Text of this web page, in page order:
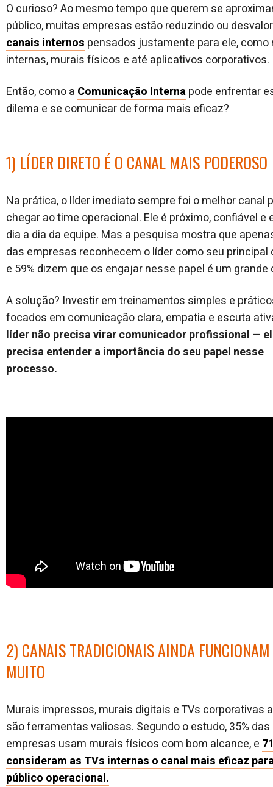
O curioso? Ao mesmo tempo que querem se
público, muitas empresas estão reduzindo ou
canais internos pensados justamente para ele, como
internas, murais físicos e até aplicativos corporativos.
Então, como a Comunicação Internapode enfrentar
dilema e se comunicar de forma mais eficaz?
1) LÍDER DIRETO É O CANAL MAIS PODEROSO
Na prática, o líder imediato sempre foi o melhor canal
chegar ao time operacional. Ele é próximo, confiável e
dia a dia da equipe. Mas a pesquisa mostra que
das empresas reconhecem o líder como seu
e 59% dizem que os engajar nesse papel é um grande
A solução? Investir em treinamentos simples e
focados em comunicação clara, empatia e escuta
líder não precisa virar comunicador profissional —
precisa entender a importância do seu papel nesse
processo.
2) CANAIS TRADICIONAIS AINDA
MUITO
Murais impressos, murais digitais e TVs corporativas
são ferramentas valiosas. Segundo o estudo, 35% das
empresas usam murais físicos com bom alcance, e
consideram as TVs internas o canal mais eficaz
público operacional.